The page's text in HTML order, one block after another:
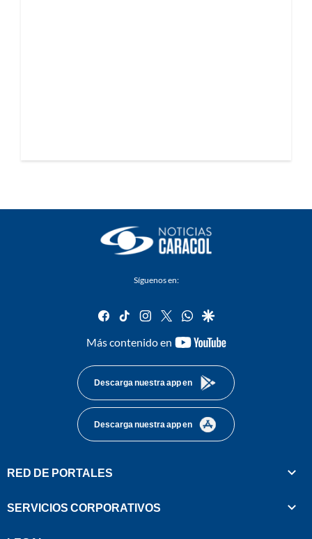
Síguenos en:
facebook
tiktok instagram
twitterwhatsapp
google
Más contenido en
youtube-
Descarga nuestra app en
Descarga nuestra app en
RED DE PORTALES
SERVICIOS CORPORATIVOS